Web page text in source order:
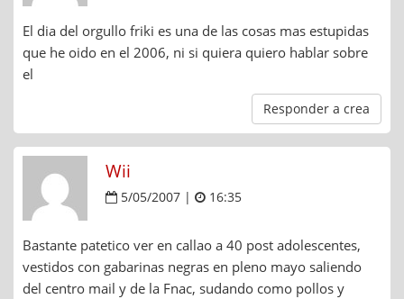
El dia del orgullo friki es una de las cosas mas estupidas
que he oido en el 2006, ni si quiera quiero hablar sobre
el
Responder a crea
Wii
5/05/2007 | 16:35
Bastante patetico ver en callao a 40 post adolescentes,
vestidos con gabarinas negras en pleno mayo saliendo
del centro mail y de la Fnac, sudando como pollos y